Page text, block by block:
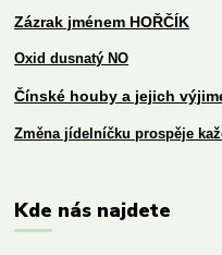
Zázrak jménem HOŘČÍK
Oxid dusnatý NO
Čínské houby a jejich
Změna jídelníčku prospěje
Kde nás najdete